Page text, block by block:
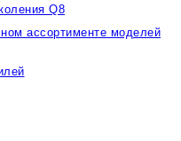
Q8
ассортименте моделей